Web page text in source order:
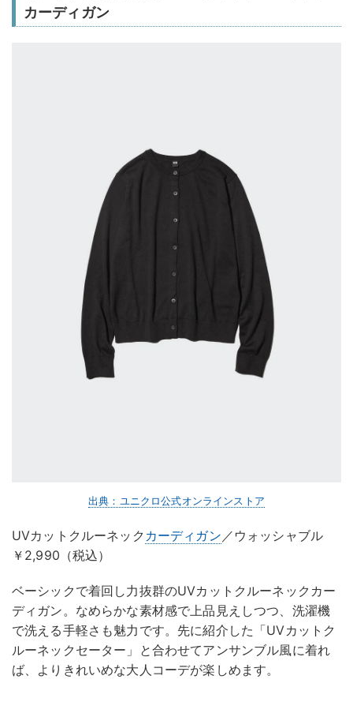
カーディガン
出典：ユニクロ公式オンラインストア
UVカットクルーネック カーディガン ／ウォッシャブル
￥2,990（税込）
ベーシックで着回し力抜群のUVカットクルーネックカー
ディガン。なめらかな素材感で上品見えしつつ、洗濯機
で洗える手軽さも魅力です。先に紹介した「UVカットク
ルーネックセーター」と合わせてアンサンブル風に着れ
ば、よりきれいめな大人コーデが楽しめます。